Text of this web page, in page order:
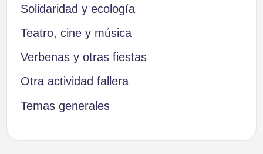
Solidaridad y ecología
Teatro, cine y música
Verbenas y otras fiestas
Otra actividad fallera
Temas generales